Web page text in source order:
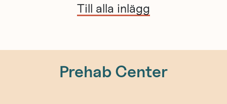
Till alla inlägg
Prehab Center